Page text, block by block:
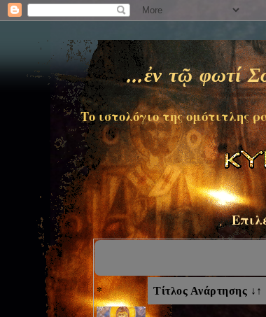
...ἐν τῷ φωτί
Το ιστολόγιο της ομότιτλης
* Τίτλος Ανάρτησης ↓↑